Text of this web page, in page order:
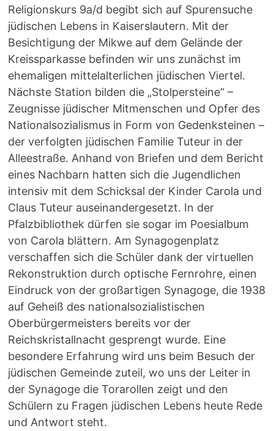
Religionskurs 9a/d begibt sich auf Spurensuche
jüdischen Lebens in Kaiserslautern. Mit der
Besichtigung der Mikwe auf dem Gelände der
Kreissparkasse befinden wir uns zunächst im
ehemaligen mittelalterlichen jüdischen Viertel.
Nächste Station bilden die „Stolpersteine“ –
Zeugnisse jüdischer Mitmenschen und Opfer des
Nationalsozialismus in Form von Gedenksteinen –
der verfolgten jüdischen Familie Tuteur in der
Alleestraße. Anhand von Briefen und dem Bericht
eines Nachbarn hatten sich die Jugendlichen
intensiv mit dem Schicksal der Kinder Carola und
Claus Tuteur auseinandergesetzt. In der
Pfalzbibliothek dürfen sie sogar im Poesialbum
von Carola blättern. Am Synagogenplatz
verschaffen sich die Schüler dank der virtuellen
Rekonstruktion durch optische Fernrohre, einen
Eindruck von der großartigen Synagoge, die 1938
auf Geheiß des nationalsozialistischen
Oberbürgermeisters bereits vor der
Reichskristallnacht gesprengt wurde. Eine
besondere Erfahrung wird uns beim Besuch der
jüdischen Gemeinde zuteil, wo uns der Leiter in
der Synagoge die Torarollen zeigt und den
Schülern zu Fragen jüdischen Lebens heute Rede
und Antwort steht.